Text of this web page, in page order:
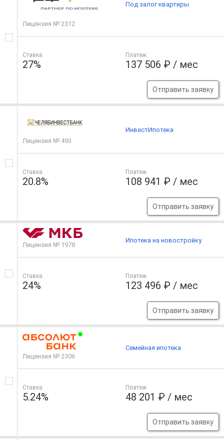
Лицензия № 2312
Ставка
27%
Платеж
137 506 ₽ / мес
Отправить заявку
Под залог квартиры
Лицензия № 493
Ставка
20.8%
Платеж
108 941 ₽ / мес
Отправить заявку
ИнвестИпотека
Лицензия № 1978
Ставка
24%
Платеж
123 496 ₽ / мес
Отправить заявку
Ипотека на новостройку
Лицензия № 2306
Ставка
5.24%
Платеж
48 201 ₽ / мес
Отправить заявку
Семейная ипотека